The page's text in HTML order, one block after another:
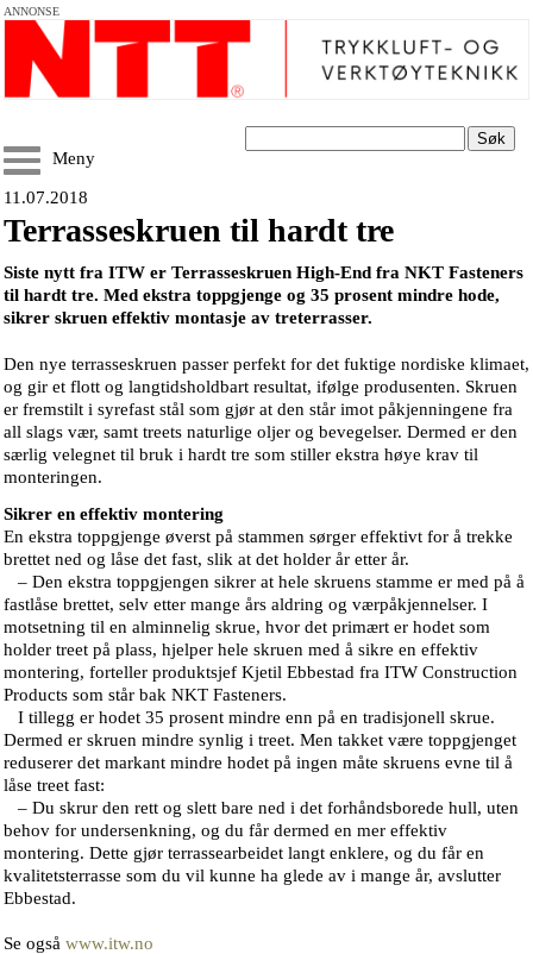
ANNONSE
Søk
Meny
11.07.2018
Terrasseskruen til hardt tre
Siste nytt fra ITW er Terrasseskruen High-End fra NKT Fasteners
til hardt tre. Med ekstra toppgjenge og 35 prosent mindre hode,
sikrer skruen effektiv montasje av treterrasser.
Den nye terrasseskruen passer perfekt for det fuktige nordiske klimaet,
og gir et flott og langtidsholdbart resultat, ifølge produsenten. Skruen
er fremstilt i syrefast stål som gjør at den står imot påkjenningene fra
all slags vær, samt treets naturlige oljer og bevegelser. Dermed er den
særlig velegnet til bruk i hardt tre som stiller ekstra høye krav til
monteringen.
Sikrer en effektiv montering
En ekstra toppgjenge øverst på stammen sørger effektivt for å trekke
brettet ned og låse det fast, slik at det holder år etter år.
– Den ekstra toppgjengen sikrer at hele skruens stamme er med på å
fastlåse brettet, selv etter mange års aldring og værpåkjennelser. I
motsetning til en alminnelig skrue, hvor det primært er hodet som
holder treet på plass, hjelper hele skruen med å sikre en effektiv
montering, forteller produktsjef Kjetil Ebbestad fra ITW Construction
Products som står bak NKT Fasteners.
I tillegg er hodet 35 prosent mindre enn på en tradisjonell skrue.
Dermed er skruen mindre synlig i treet. Men takket være toppgjenget
reduserer det markant mindre hodet på ingen måte skruens evne til å
låse treet fast:
– Du skrur den rett og slett bare ned i det forhåndsborede hull, uten
behov for undersenkning, og du får dermed en mer effektiv
montering. Dette gjør terrassearbeidet langt enklere, og du får en
kvalitetsterrasse som du vil kunne ha glede av i mange år, avslutter
Ebbestad.
Se også www.itw.no